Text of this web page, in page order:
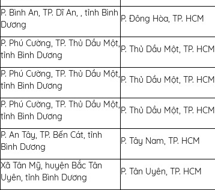
P. Bình An, TP. Dĩ An, , tỉnh Bình
Dương
P. Đông Hòa, TP. HCM
P. Phú Cường, TP. Thủ Dầu Một,
tỉnh Bình Dương
P. Thủ Dầu Một, TP. HCM
P. Phú Cường, TP. Thủ Dầu Một,
tỉnh Bình Dương
P. Thủ Dầu Một, TP. HCM
P. Phú Cường, TP. Thủ Dầu Một,
tỉnh Bình Dương
P. Thủ Dầu Một, TP. HCM
P. An Tây, TP. Bến Cát, tỉnh
Bình Dương
P. Tây Nam, TP. HCM
Xã Tân Mỹ, huyện Bắc Tân
Uyên, tỉnh Bình Dương
P. Tân Uyên, TP. HCM